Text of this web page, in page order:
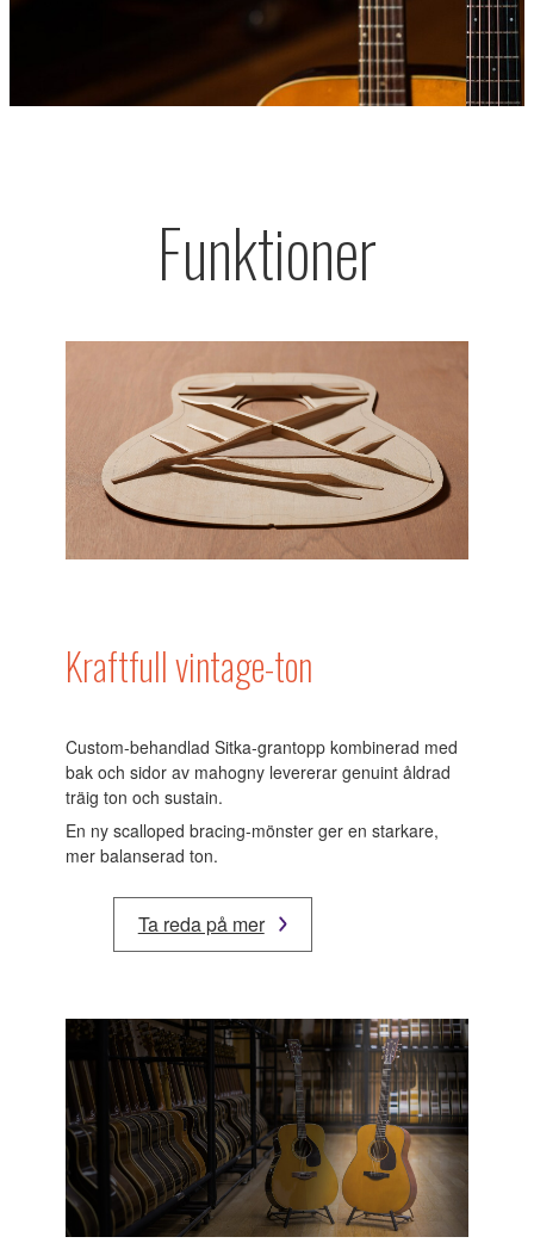
Funktioner
Kraftfull vintage-ton
Custom-behandlad Sitka-grantopp kombinerad med
bak och sidor av mahogny levererar genuint åldrad
träig ton och sustain.
En ny scalloped bracing-mönster ger en starkare,
mer balanserad ton.
Ta reda på mer